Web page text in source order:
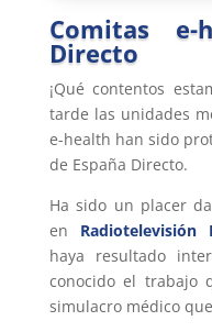
Comitas e-
Directo
¡Qué contentos
tarde las unidades
e-health han sido
de España Directo.
Ha sido un placer
en Radiotelevisión
haya resultado
conocido el trabajo
simulacro médico